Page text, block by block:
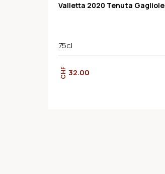
Valletta 2020 Tenuta Gagliole
75cl
CHF 32.00